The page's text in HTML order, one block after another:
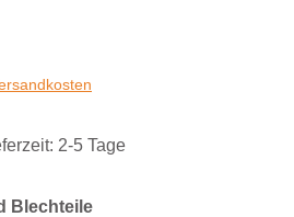
2-5 Tage
Blechteileauswählen